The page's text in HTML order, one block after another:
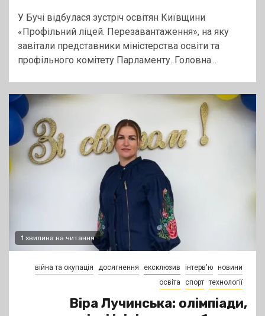
У Бучі відбулася зустріч освітян Київщини
«Профільний ліцей. Перезавантаження», на яку
завітали представники міністерства освіти та
профільного комітету Парламенту. Головна...
1 хвилина на читання
війна та окупація досягнення ексклюзив інтерв'ю новини
освіта
спорт технології
Віра Лучинська: олімпіади,